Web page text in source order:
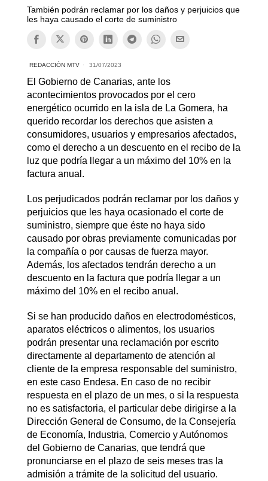
También podrán reclamar por los daños y perjuicios que
les haya causado el corte de suministro
REDACCIÓN MTV 31/07/2023
El Gobierno de Canarias, ante los
acontecimientos provocados por el cero
energético ocurrido en la isla de La Gomera, ha
querido recordar los derechos que asisten a
consumidores, usuarios y empresarios afectados,
como el derecho a un descuento en el recibo de la
luz que podría llegar a un máximo del 10% en la
factura anual.
Los perjudicados podrán reclamar por los daños y
perjuicios que les haya ocasionado el corte de
suministro, siempre que éste no haya sido
causado por obras previamente comunicadas por
la compañía o por causas de fuerza mayor.
Además, los afectados tendrán derecho a un
descuento en la factura que podría llegar a un
máximo del 10% en el recibo anual.
Si se han producido daños en electrodomésticos,
aparatos eléctricos o alimentos, los usuarios
podrán presentar una reclamación por escrito
directamente al departamento de atención al
cliente de la empresa responsable del suministro,
en este caso Endesa. En caso de no recibir
respuesta en el plazo de un mes, o si la respuesta
no es satisfactoria, el particular debe dirigirse a la
Dirección General de Consumo, de la Consejería
de Economía, Industria, Comercio y Autónomos
del Gobierno de Canarias, que tendrá que
pronunciarse en el plazo de seis meses tras la
admisión a trámite de la solicitud del usuario.